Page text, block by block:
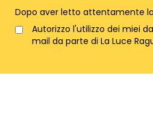
Dopo aver letto attentamente la
Autorizzo l'utilizzo dei miei
mail da parte di La Luce